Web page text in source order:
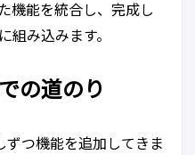
機能を統合し、完成し
組み込みます。
の道のり
ずつ機能を追加してきま